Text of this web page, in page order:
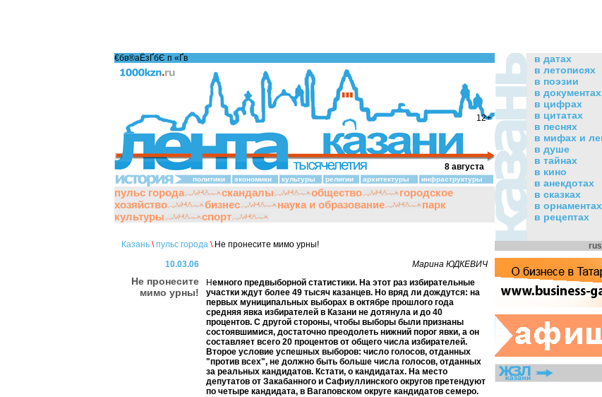
12+
€бв®аЁзҐбЄ п «Ґ­в
8 августа
политики экономики культуры религии архитектуры инфраструктуры
пульс города скандалы общество
городское
хозяйство
бизнес наука и образование
парк
культуры
спорт
Казань \ пульс города \Не пронесите мимо урны!
10.03.06
Не пронесите
мимо урны!
Марина ЮДКЕВИЧ
Немного предвыборной статистики. На этот раз избирательные
участки ждут более 49 тысяч казанцев. Но вряд ли дождутся: на
первых муниципальных выборах в октябре прошлого года
средняя явка избирателей в Казани не дотянула и до 40
процентов. С другой стороны, чтобы выборы были признаны
состоявшимися, достаточно преодолеть нижний порог явки, а он
составляет всего 20 процентов от общего числа избирателей.
Второе условие успешных выборов: число голосов, отданных
"против всех", не должно быть больше числа голосов, отданных
за реальных кандидатов. Кстати, о кандидатах. На место
депутатов от Закабанного и Сафиуллинского округов претендуют
по четыре кандидата, в Вагаповском округе кандидатов семеро.
в датах
в летописях
в поэзии
в документах
в цифрах
в цитатах
в песнях
в мифах и
в душе
в тайнах
в кино
в анекдотах
в сказках
в орнаментах
в рецептах
rus